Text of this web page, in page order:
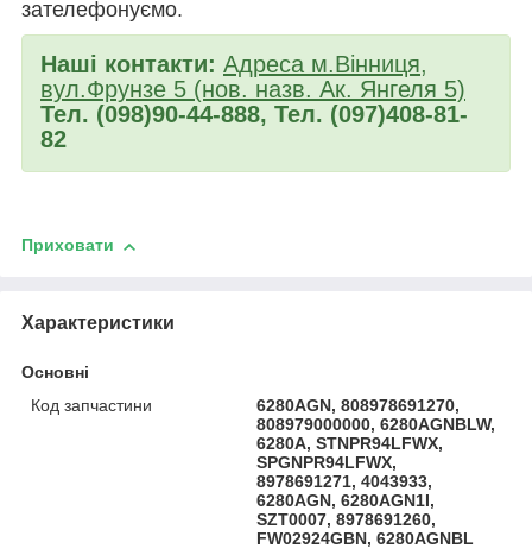
зателефонуємо.
Наші контакти: Адреса м.Вінниця,
вул.Фрунзе 5 (нов. назв. Ак. Янгеля 5)
Тел. (098)90-44-888, Тел. (097)408-81-
82
Приховати
Характеристики
Основні
Код запчастини
6280AGN, 808978691270,
808979000000, 6280AGNBLW,
6280A, STNPR94LFWX,
SPGNPR94LFWX,
8978691271, 4043933,
6280AGN, 6280AGN1I,
SZT0007, 8978691260,
FW02924GBN, 6280AGNBL